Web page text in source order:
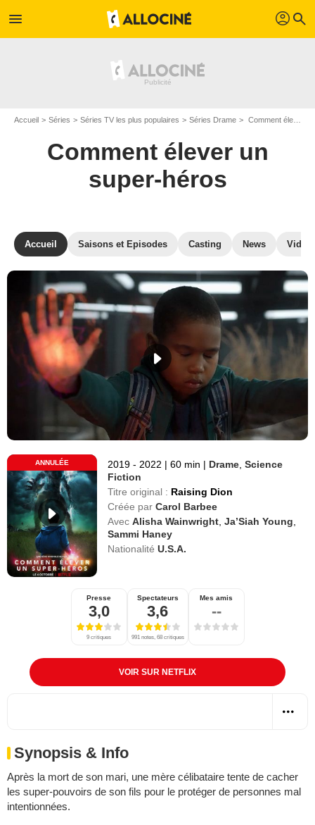
menu profil search
Accueil Séries Séries TV les plus populaires Séries Drame Comment élever un super-héros
Comment élever un
super-héros
Accueil Saisons et Episodes Casting News
ANNULÉE 2019 - 2022 | 60 min | Drame ,Science
Fiction
Titre original : Raising Dion
Créée par Carol Barbee
Avec Alisha Wainwright ,Ja’Siah Young
Sammi Haney
Nationalité U.S.A.
Presse
3,0
9 critiques
Spectateurs
3,6
991 notes, 68 critiques
Mes amis
--
VOIR SUR NETFLIX
Synopsis & Info
Après la mort de son mari, une mère célibataire tente de cacher
les super-pouvoirs de son fils pour le protéger de personnes mal
intentionnées.